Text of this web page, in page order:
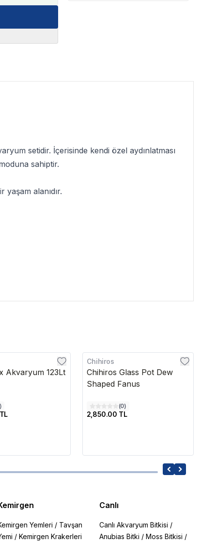
setidir. İçerisinde kendi özel aydınlatması
sahiptir.
alanıdır.
Akvaryum 123Lt
Chihiros
Chihiros Glass Pot Dew
Shaped Fanus
(0)
2,850.00 TL
Yemleri / Tavşan
/ Kemirgen Krakerleri
Canlı
Canlı Akvaryum Bitkisi /
Anubias Bitki /Moss Bitkisi /